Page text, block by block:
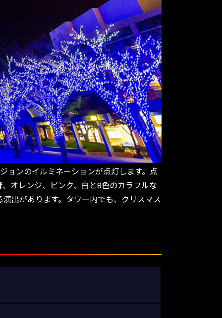
ンのイルミネーションが点灯します。点
オレンジ、ピンク、白と8色のカラフルな
出があります。タワー内でも、クリスマス